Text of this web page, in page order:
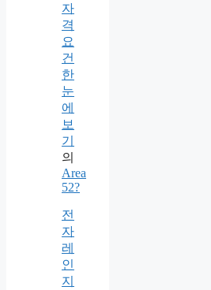
자
격
요
건
한
눈
에
보
기
의
Area
52?
전
자
레
인
지